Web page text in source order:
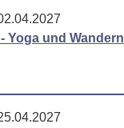
Yoga und